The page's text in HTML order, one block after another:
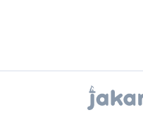
Ahli
(Remote